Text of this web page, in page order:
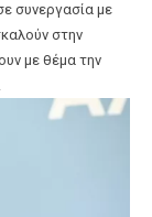
συνεργασία με
στην
με θέμα την